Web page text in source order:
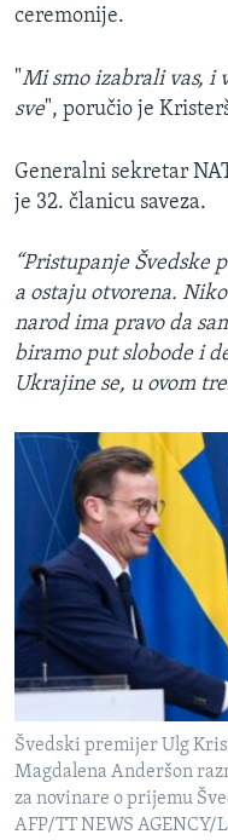
ceremonije.
"Mi smo izabrali vas, i
sve", poručio je
Generalni sekretar
je 32. članicu saveza.
“Pristupanje Švedske
a ostaju otvorena.
narod ima pravo da
biramo put slobode i
Ukrajine se, u ovom
Švedski premijer Ulg
Magdalena Anderšon
za novinare o prijemu
AFP/TT NEWS AGENCY/